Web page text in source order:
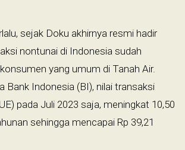
sejak Doku akhirnya resmi hadir
nontunai di Indonesia sudah
yang umum di Tanah Air.
Bank Indonesia (BI), nilai transaksi
pada Juli 2023 saja, meningkat 10,50
sehingga mencapai Rp 39,21